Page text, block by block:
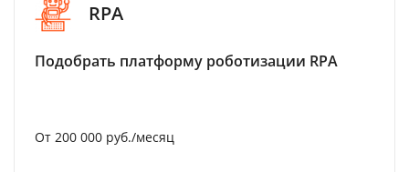
RPA
Подобрать платформу роботизации RPA
От 200 000 руб./месяц